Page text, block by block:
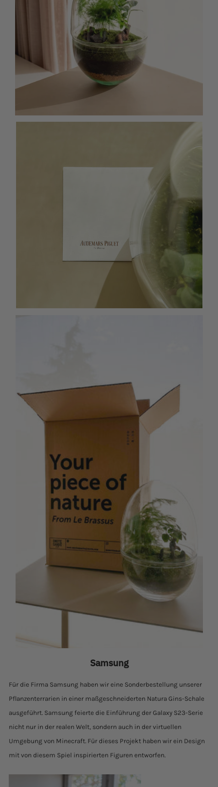
Samsung
Für die Firma Samsung haben wir eine Sonderbestellung unserer
Pflanzenterrarien in einer maßgeschneiderten Natura Gins-Schale
ausgeführt. Samsung feierte die Einführung der Galaxy S23-Serie
nicht nur in der realen Welt, sondern auch in der virtuellen
Umgebung von Minecraft. Für dieses Projekt haben wir ein Design
mit von diesem Spiel inspirierten Figuren entworfen.